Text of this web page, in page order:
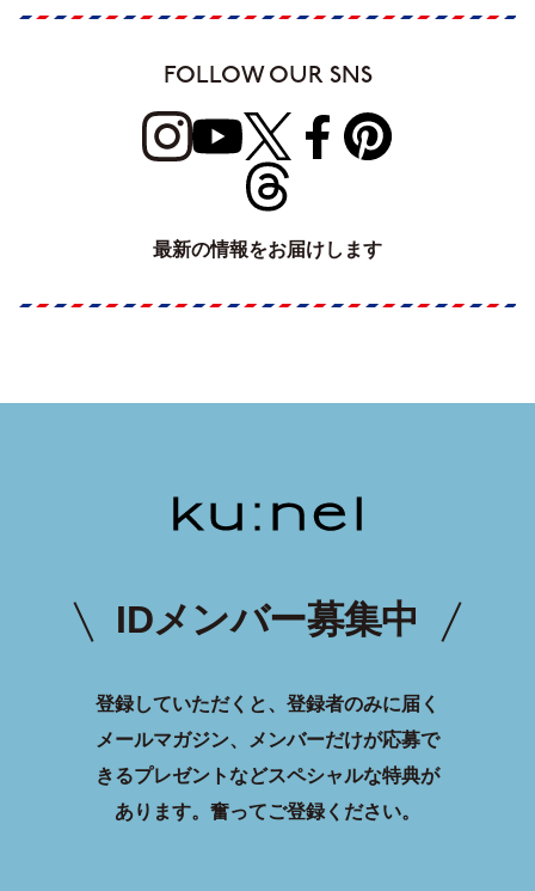
FOLLOW OUR SNS
最新の情報をお届けします
IDメンバー募集中
登録していただくと、登録者のみに届く
メールマガジン、メンバーだけが応募で
きるプレゼントなどスペシャルな特典が
あります。 奮ってご登録ください。